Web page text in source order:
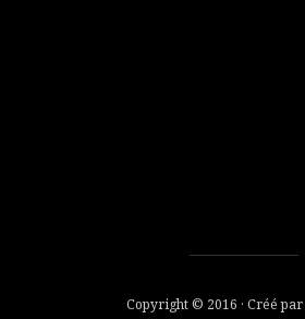
Copyright © 2016 · Créé par